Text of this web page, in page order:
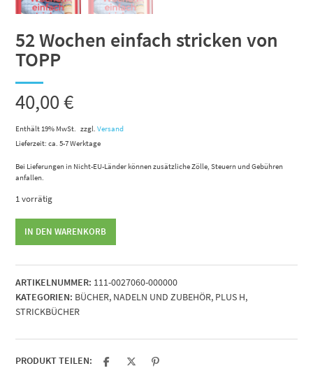
52 Wochen einfach stricken von
TOPP
40,00€
Enthält 19% MwSt. zzgl.Versand
Lieferzeit: ca. 5-7 Werktage
Bei Lieferungen in Nicht-EU-Länder können zusätzliche Zölle, Steuern und Gebühren
anfallen.
1 vorrätig
stricken
von
TOPP
Menge
IN DEN WARENKORB
ARTIKELNUMMER: 111-0027060-000000
KATEGORIEN: BÜCHER, NADELN UND ZUBEHÖR, PLUS H,
STRICKBÜCHER
PRODUKT TEILEN: